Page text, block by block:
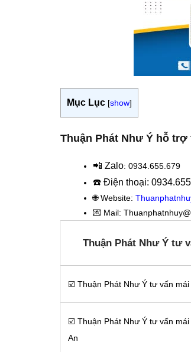
Mục Lục [show]
Thuận Phát Như Ý hỗ trợ
📲 Zalo: 0934.655.679
☎️ Điện thoại:
🌐 Website:
💌 Mail:
Thuận Phát Như Ý tư
☑️ Thuận Phát Như Ý tư vấn
☑️ Thuận Phát Như Ý tư vấn
An